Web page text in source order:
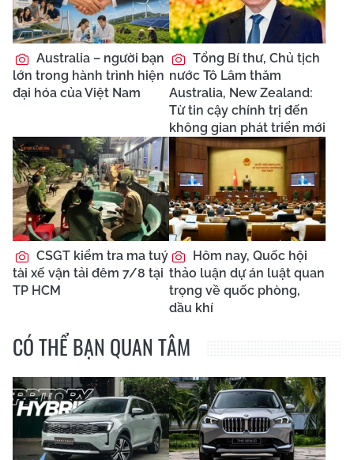
Australia – người bạn
lớn trong hành trình hiện
đại hóa của Việt Nam
Tổng Bí thư, Chủ tịch
nước Tô Lâm thăm
Australia, New Zealand:
Từ tin cậy chính trị đến
không gian phát triển mới
CSGT kiểm tra ma tuý
tài xế vận tải đêm 7/8 tại
TP HCM
Hôm nay, Quốc hội
thảo luận dự án luật quan
trọng về quốc phòng,
dầu khí
CÓ THỂ BẠN QUAN TÂM